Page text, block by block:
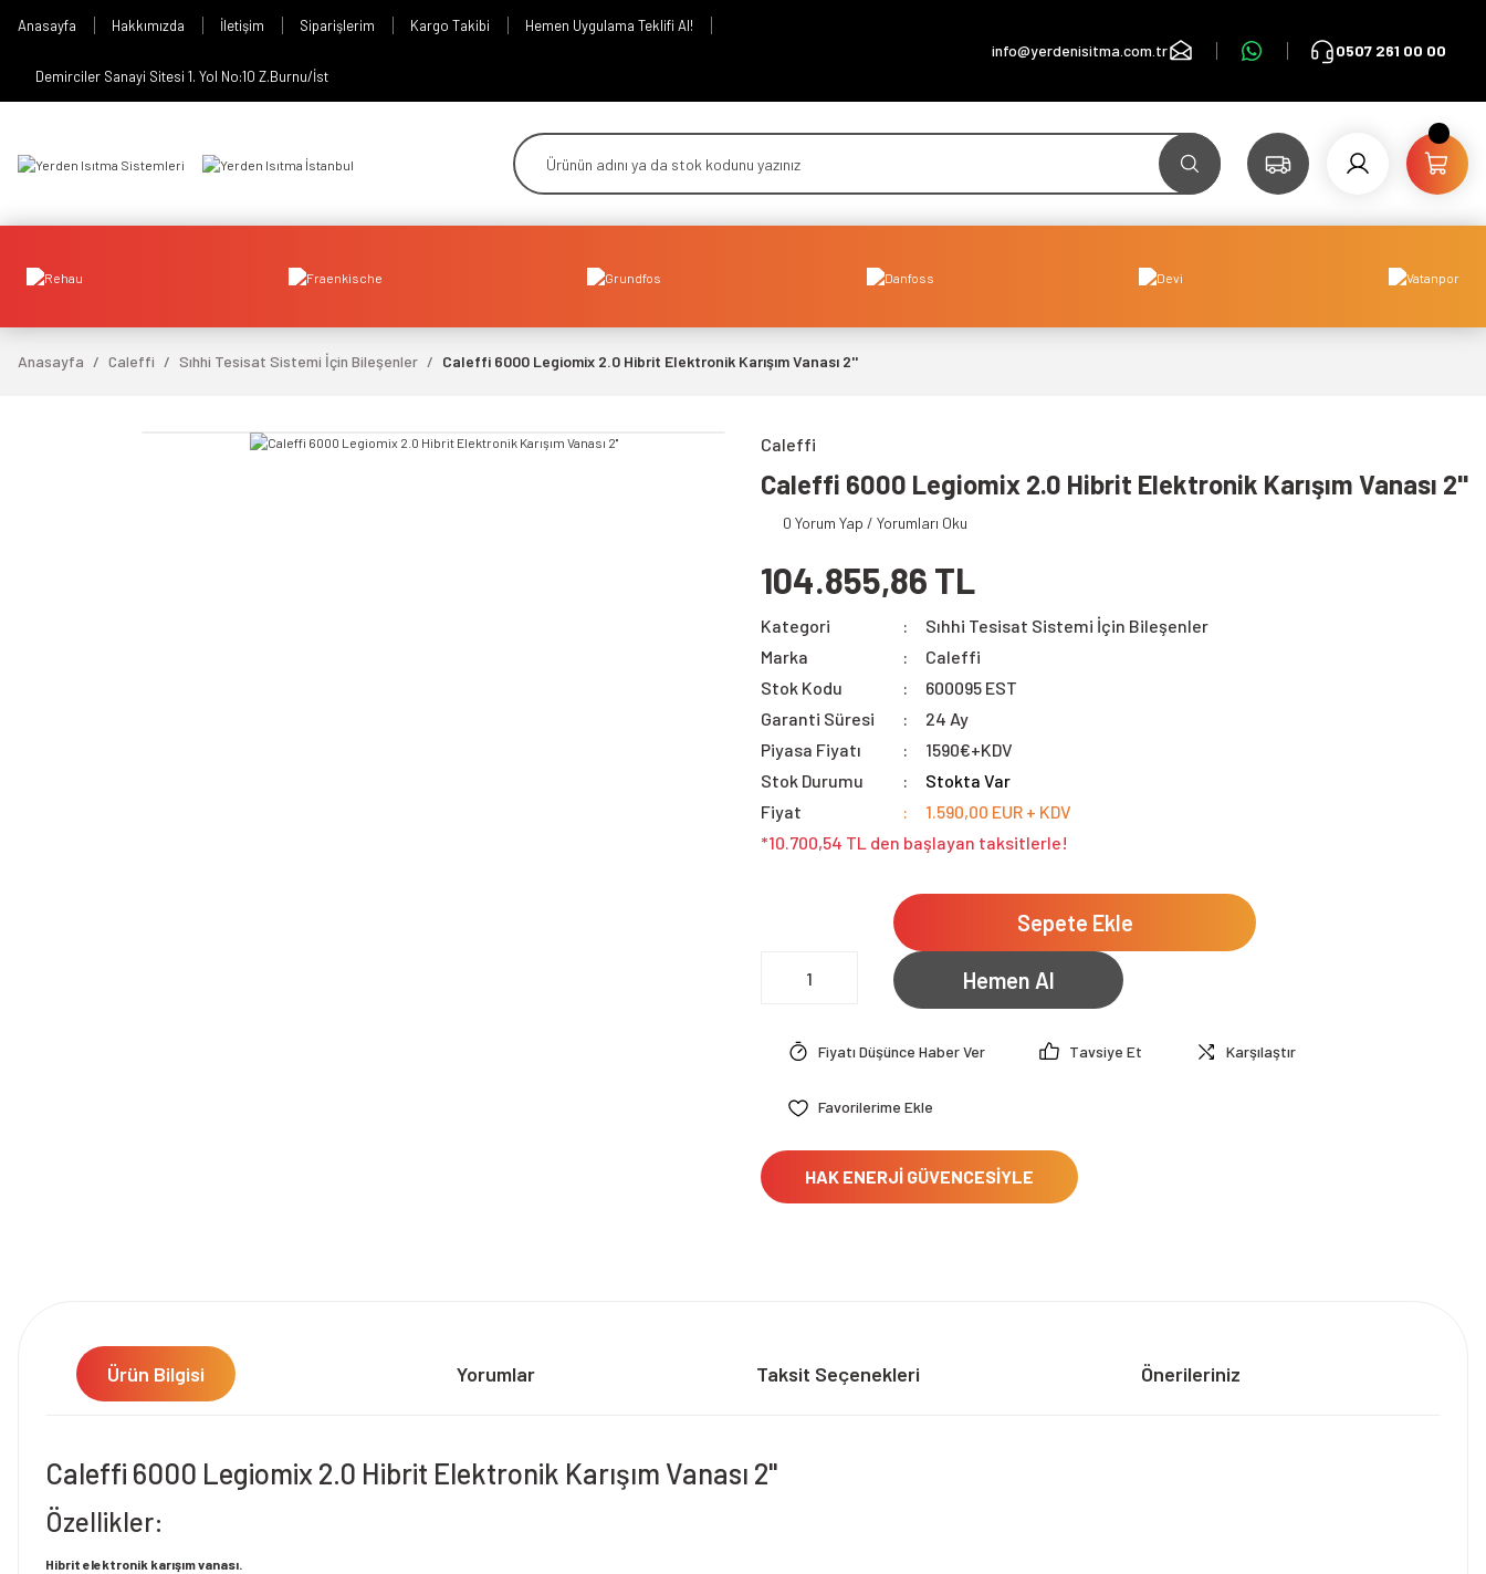
Anasayfa Hakkımızda İletişim Siparişlerim Kargo Takibi Hemen Uygulama Teklifi Al!
Demirciler Sanayi Sitesi 1. Yol No:10 Z.Burnu/İst
info@yerdenisitma.com.tr 0507 261 00 00
Anasayfa Caleffi Sıhhi Tesisat Sistemi İçin Bileşenler Caleffi 6000 Legiomix 2.0 Hibrit Elektronik Karışım Vanası 2''
Caleffi
Caleffi 6000 Legiomix 2.0 Hibrit Elektronik Karışım Vanası 2''
0 Yorum Yap / Yorumları Oku
104.855,86 TL
Kategori
Sıhhi Tesisat Sistemi İçin Bileşenler
Marka
Caleffi
Stok Kodu
600095 EST
Garanti Süresi
24 Ay
Piyasa Fiyatı
1590€+KDV
Stok Durumu
Stokta Var
Fiyat
1.590,00 EUR + KDV
*10.700,54 TL den başlayan taksitlerle!
Sepete Ekle
Hemen Al
Fiyatı Düşünce Haber Ver Tavsiye Et Karşılaştır
HAK ENERJİ GÜVENCESİYLE
Ürün Bilgisi Yorumlar Taksit Seçenekleri Önerileriniz
Caleffi 6000 Legiomix 2.0 Hibrit Elektronik Karışım Vanası 2"
Özellikler:
Hibrit elektronik karışım vanası.